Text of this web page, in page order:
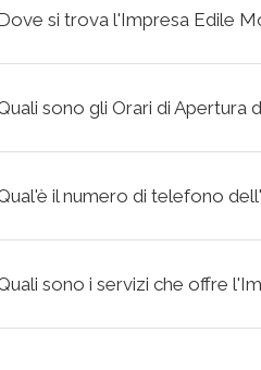
si trova l'Impresa Edile
sono gli Orari di Apertura
il numero di telefono
sono i servizi che offre